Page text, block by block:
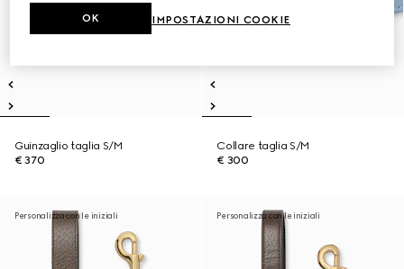
Guinzaglio taglia S/M
€ 370
Collare taglia S/M
€ 300
Personalizza con le iniziali Personalizza con le iniziali
IMPOSTAZIONI COOKIE
OK